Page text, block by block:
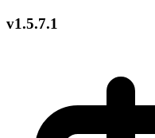
v1.5.7.1